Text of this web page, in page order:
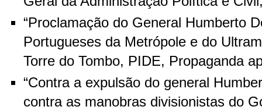
“Proclamação do General Humberto
Portugueses da Metrópole e do
Torre do Tombo, PIDE, Propaganda
“Contra a expulsão do general
contra as manobras divisionistas do